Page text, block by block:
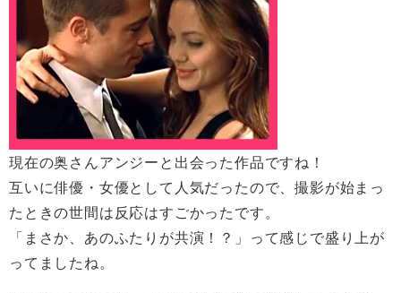
現在の奥さんアンジーと出会った作品ですね！
互いに俳優・女優として人気だったので、撮影が始まっ
たときの世間は反応はすごかったです。
「まさか、あのふたりが共演！？」って感じで盛り上が
ってましたね。